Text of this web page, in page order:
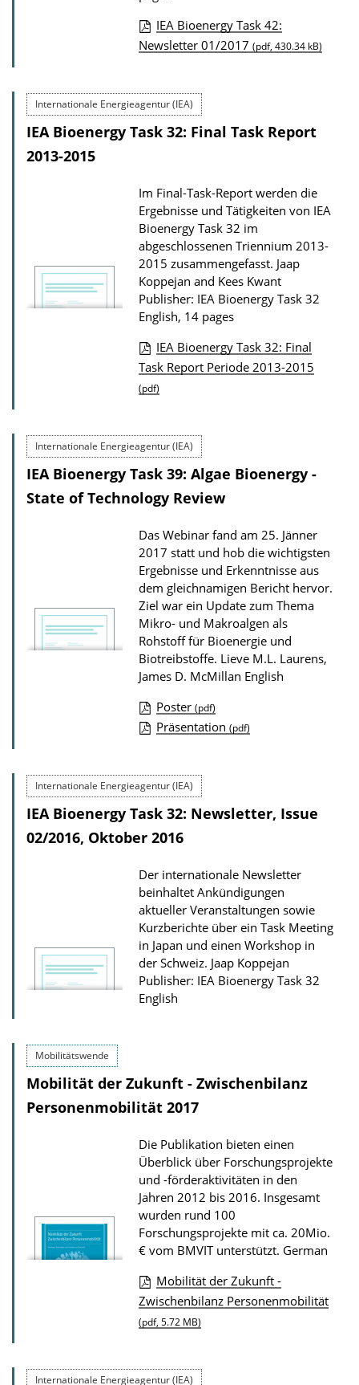
a
d
P
b
l
i
t
i
o
n
D
o
n
l
d
s
IEA Bioenergy Task 42:
Newsletter 01/2017 (pdf, 430.34 kB)
Internationale Energieagentur (IEA)
IEA Bioenergy Task 32: Final Task Report
2013-2015
Im Final-Task-Report werden die
Ergebnisse und Tätigkeiten von IEA
Bioenergy Task 32 im
abgeschlossenen Triennium 2013-
2015 zusammengefasst. Jaap
Koppejan and Kees Kwant
Publisher: IEA Bioenergy Task 32
English, 14 pages
P
u
l
i
c
a
i
o
n
D
o
w
n
l
o
d
s
IEA Bioenergy Task 32: Final
Task Report Periode 2013-2015
(pdf)
Internationale Energieagentur (IEA)
IEA Bioenergy Task 39: Algae Bioenergy -
State of Technology Review
Das Webinar fand am 25. Jänner
2017 statt und hob die wichtigsten
Ergebnisse und Erkenntnisse aus
dem gleichnamigen Bericht hervor.
Ziel war ein Update zum Thema
Mikro- und Makroalgen als
Rohstoff für Bioenergie und
Biotreibstoffe. Lieve M.L. Laurens,
James D. McMillan English
P
b
l
i
c
t
i
o
n
D
o
o
a
s
Poster (pdf)
Präsentation (pdf)
Internationale Energieagentur (IEA)
IEA Bioenergy Task 32: Newsletter, Issue
02/2016, Oktober 2016
Der internationale Newsletter
beinhaltet Ankündigungen
aktueller Veranstaltungen sowie
Kurzberichte über ein Task Meeting
in Japan und einen Workshop in
der Schweiz. Jaap Koppejan
Publisher: IEA Bioenergy Task 32
English
Mobilitätswende
Mobilität der Zukunft - Zwischenbilanz
Personenmobilität 2017
Die Publikation bieten einen
Überblick über Forschungsprojekte
und -förderaktivitäten in den
Jahren 2012 bis 2016. Insgesamt
wurden rund 100
Forschungsprojekte mit ca. 20Mio.
€ vom BMVIT unterstützt. German
P
u
l
Mobilität der Zukunft -
Zwischenbilanz Personenmobilität
(pdf, 5.72 MB)
Internationale Energieagentur (IEA)